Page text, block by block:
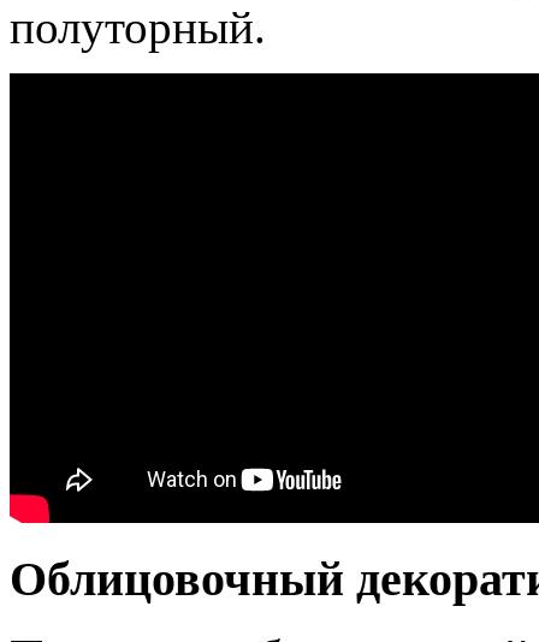
полуторный.
Облицовочный